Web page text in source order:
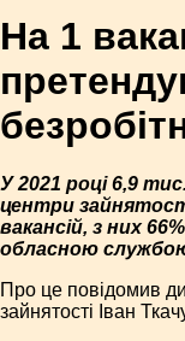
На 1
У 2021 році 6,9
центри
вакансій, з них
обласною
Про це повідомив
зайнятості Іван